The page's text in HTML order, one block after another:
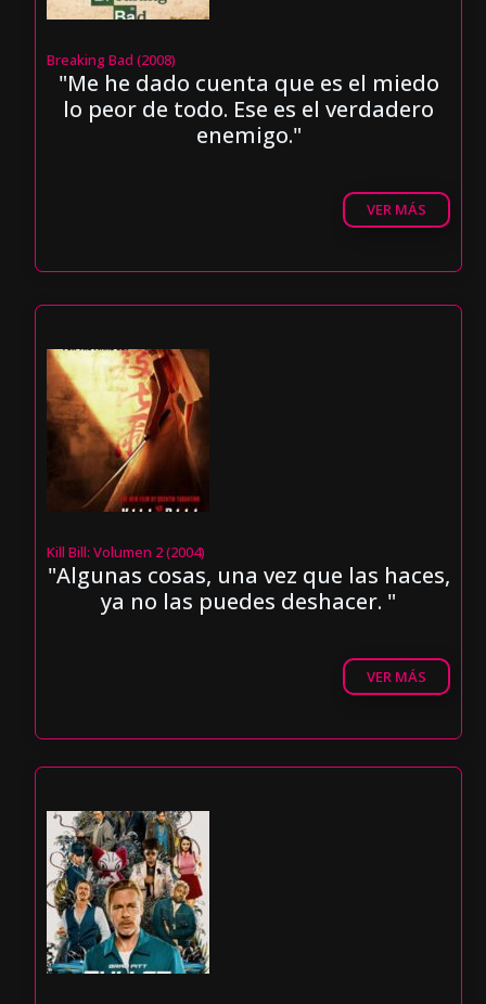
Breaking Bad (2008)
"Me he dado cuenta que es el miedo
lo peor de todo. Ese es el verdadero
enemigo."
VER MÁS
Kill Bill: Volumen 2 (2004)
"Algunas cosas, una vez que las haces,
ya no las puedes deshacer. "
VER MÁS